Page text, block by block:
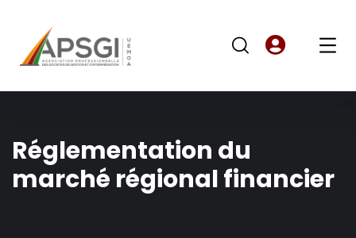
Réglementation du
marché régional financier